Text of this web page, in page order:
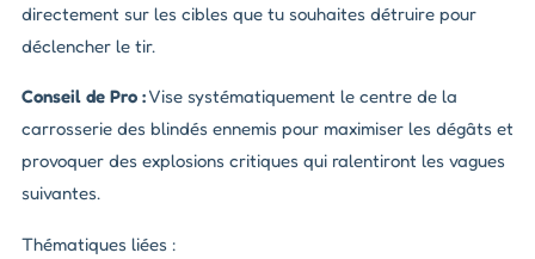
directement sur les cibles que tu souhaites détruire pour
déclencher le tir.
Conseil de Pro :Vise systématiquement le centre de la
carrosserie des blindés ennemis pour maximiser les dégâts et
provoquer des explosions critiques qui ralentiront les vagues
suivantes.
Thématiques liées :